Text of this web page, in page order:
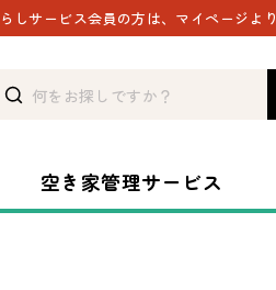
しサービス会員の方は、マイページよ
空き家管理サービス